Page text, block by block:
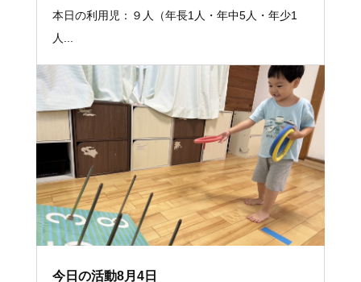
本日の利用児：９人（年長1人・年中5人・年少1
人...
今日の活動8月4日